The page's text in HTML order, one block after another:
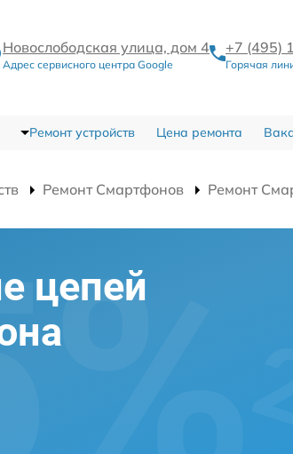
Новослободская улица, дом 4
Адрес сервисного центра Google
+7 (495)
Горячая
Ремонт устройств Цена ремонта
Ремонт Смартфонов Ремонт
цепей